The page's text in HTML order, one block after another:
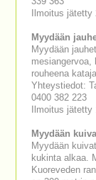
Ilmoitus jätetty
Myydään
Myydään
mesiangervoa,
rouheena
Yhteystiedot:
0400 382 223
Ilmoitus jätetty
Myydään
Myydään
kukinta alkaa.
Kuoreveden